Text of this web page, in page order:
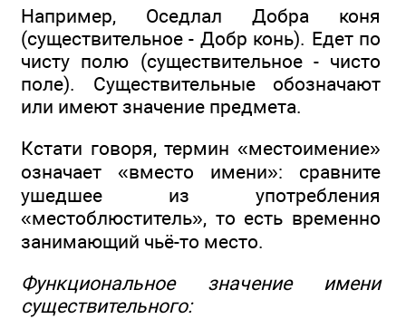
Например, Оседлал Добра коня
(существительное - Добр конь). Едет по
чисту полю (существительное - чисто
поле). Существительные обозначают
или имеют значение предмета.
Кстати говоря, термин «местоимение»
означает «вместо имени»: сравните
ушедшее из употребления
«местоблюститель», то есть временно
занимающий чьё-то место.
Функциональное значение имени
существительного: